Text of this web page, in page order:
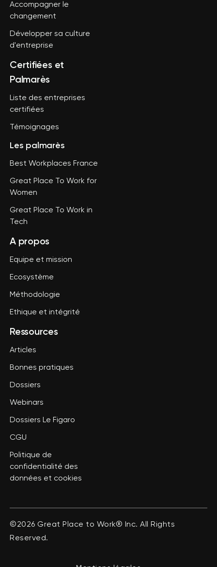
Accompagner le
changement
Développer sa culture
d'entreprise
Certifiées et
Palmarès
Liste des entreprises
certifiées
Témoignages
Les palmarès
Best Workplaces France
Great Place To Work for
Women
Great Place To Work in
Tech
A propos
Equipe et mission
Ecosystème
Méthodologie
Ethique et intégrité
Ressources
Articles
Bonnes pratiques
Dossiers
Webinars
Dossiers Le Figaro
CGU
Politique de
confidentialité des
données et cookies
©2026 Great Place to Work® Inc. All Rights
Reserved.